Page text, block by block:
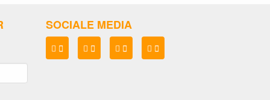
SOCIALE MEDIA